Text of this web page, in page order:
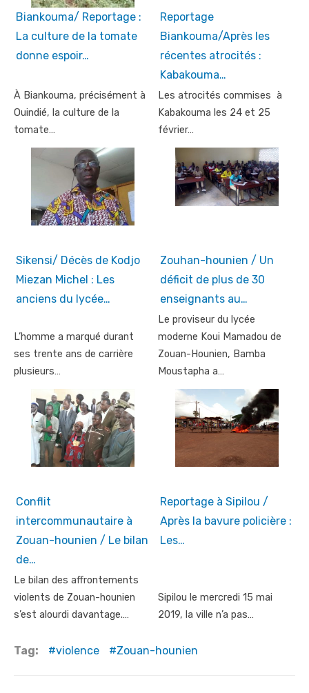
Biankouma/ Reportage :
La culture de la tomate
donne espoir…
À Biankouma, précisément à
Ouindié, la culture de la
tomate…
Reportage
Biankouma/Après les
récentes atrocités :
Kabakouma…
Les atrocités commises à
Kabakouma les 24 et 25
février…
Sikensi/ Décès de Kodjo
Miezan Michel : Les
anciens du lycée…
L’homme a marqué durant
ses trente ans de carrière
plusieurs…
Zouhan-hounien / Un
déficit de plus de 30
enseignants au…
Le proviseur du lycée
moderne Koui Mamadou de
Zouan-Hounien, Bamba
Moustapha a…
Conflit
intercommunautaire à
Zouan-hounien / Le bilan
de…
Le bilan des affrontements
violents de Zouan-hounien
s’est alourdi davantage.…
Reportage à Sipilou /
Après la bavure policière :
Les…
Sipilou le mercredi 15 mai
2019, la ville n’a pas…
Tag: violence Zouan-hounien